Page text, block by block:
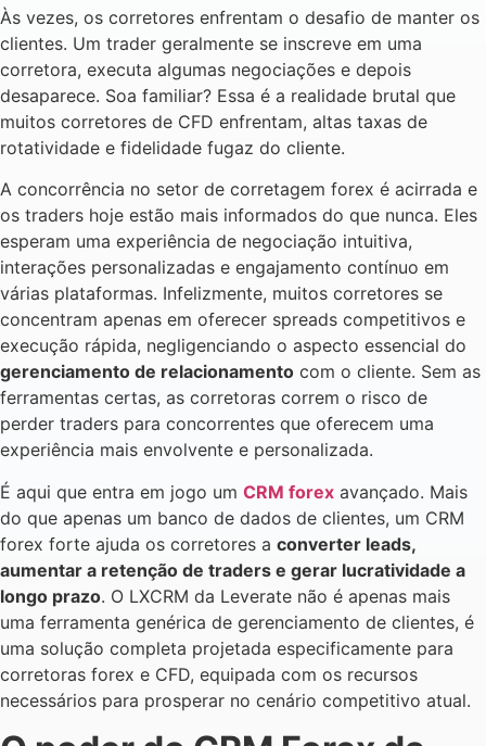
Às vezes, os corretores enfrentam o desafio de manter os
clientes. Um trader geralmente se inscreve em uma
corretora, executa algumas negociações e depois
desaparece. Soa familiar? Essa é a realidade brutal que
muitos corretores de CFD enfrentam, altas taxas de
rotatividade e fidelidade fugaz do cliente.
A concorrência no setor de corretagem forex é acirrada e
os traders hoje estão mais informados do que nunca. Eles
esperam uma experiência de negociação intuitiva,
interações personalizadas e engajamento contínuo em
várias plataformas. Infelizmente, muitos corretores se
concentram apenas em oferecer spreads competitivos e
execução rápida, negligenciando o aspecto essencial do
gerenciamento de relacionamento com o cliente. Sem as
ferramentas certas, as corretoras correm o risco de
perder traders para concorrentes que oferecem uma
experiência mais envolvente e personalizada.
É aqui que entra em jogo um CRM forex avançado. Mais
do que apenas um banco de dados de clientes, um CRM
forex forte ajuda os corretores a converter leads,
aumentar a retenção de traders e gerar lucratividade a
longo prazo. O LXCRM da Leverate não é apenas mais
uma ferramenta genérica de gerenciamento de clientes, é
uma solução completa projetada especificamente para
corretoras forex e CFD, equipada com os recursos
necessários para prosperar no cenário competitivo atual.